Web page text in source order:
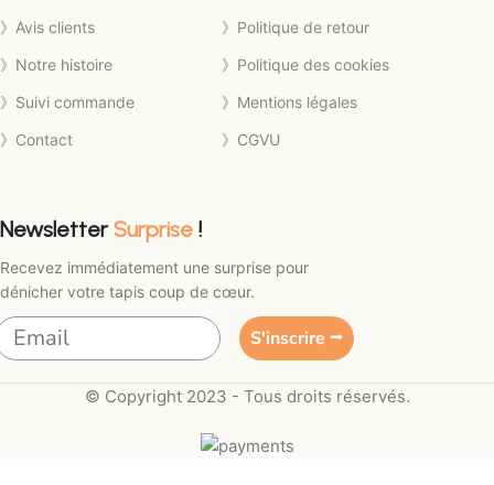
》Avis clients
》Notre histoire
》Suivi commande
》Contact
》Politique de retour
》Politique des cookies
》Mentions légales
》CGVU
NewsletterSurprise !
Recevez immédiatement une surprise pour
dénicher votre tapis coup de cœur.
S'inscrire ⭢
© Copyright 2023 - Tous droits réservés.